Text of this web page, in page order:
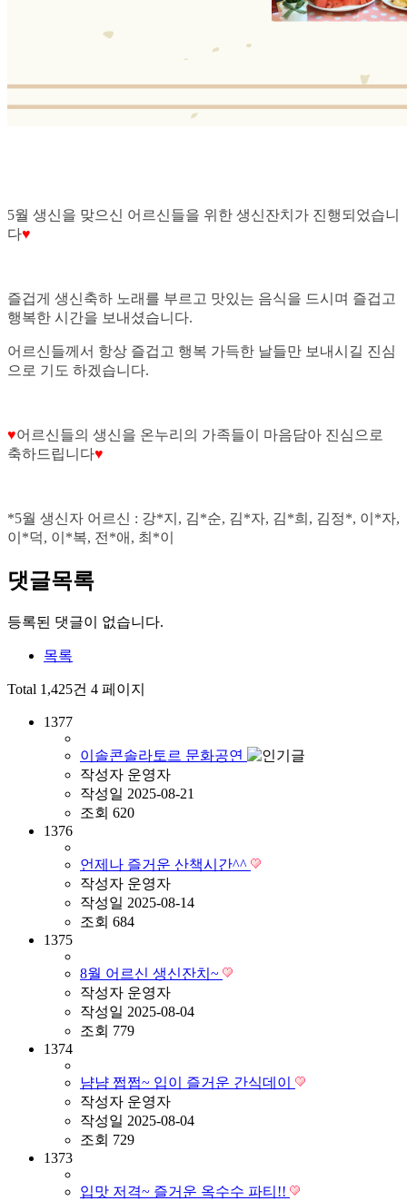
5월 생신을 맞으신 어르신들을 위한 생신잔치가 진행되었습니
다♥
즐겁게 생신축하 노래를 부르고 맛있는 음식을 드시며 즐겁고
행복한 시간을 보내셨습니다.
어르신들께서 항상 즐겁고 행복 가득한 날들만 보내시길 진심
으로 기도 하겠습니다.
♥어르신들의 생신을 온누리의 가족들이 마음담아 진심으로
축하드립니다♥
*5월 생신자 어르신 : 강*지, 김*순, 김*자, 김*희, 김정*, 이*자,
이*덕, 이*복, 전*애, 최*이
댓글목록
등록된 댓글이 없습니다.
목록
Total 1,425건 4 페이지
1377
이솔콘솔라토르 문화공연
작성자 운영자
작성일 2025-08-21
조회 620
1376
언제나 즐거운 산책시간^^
작성자 운영자
작성일 2025-08-14
조회 684
1375
8월 어르신 생신잔치~
작성자 운영자
작성일 2025-08-04
조회 779
1374
냠냠 쩝쩝~ 입이 즐거운 간식데이
작성자 운영자
작성일 2025-08-04
조회 729
1373
입맛 저격~ 즐거운 옥수수 파티!!